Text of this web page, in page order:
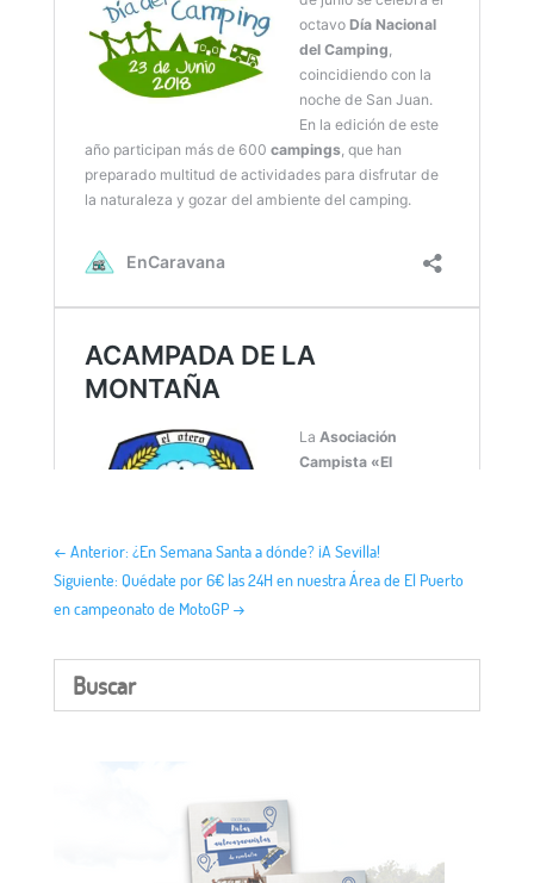
← Anterior: ¿En Semana Santa a dónde? ¡A Sevilla!
Siguiente: Quédate por 6€ las 24H en nuestra Área de El Puerto
en campeonato de MotoGP→